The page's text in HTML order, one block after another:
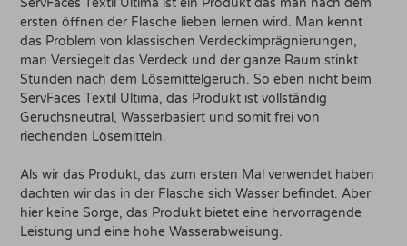
ersten öffnen der Flasche lieben lernen wird. Man kennt
das Problem von klassischen Verdeckimprägnierungen,
man Versiegelt das Verdeck und der ganze Raum stinkt
Stunden nach dem Lösemittelgeruch. So eben nicht beim
ServFaces Textil Ultima, das Produkt ist vollständig
Geruchsneutral, Wasserbasiert und somit frei von
riechenden Lösemitteln.
Als wir das Produkt, das zum ersten Mal verwendet haben
dachten wir das in der Flasche sich Wasser befindet. Aber
hier keine Sorge, das Produkt bietet eine hervorragende
Leistung und eine hohe Wasserabweisung.